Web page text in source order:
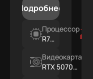
Подробнее
Процессор
R7
Видеокарта
RTX 5070